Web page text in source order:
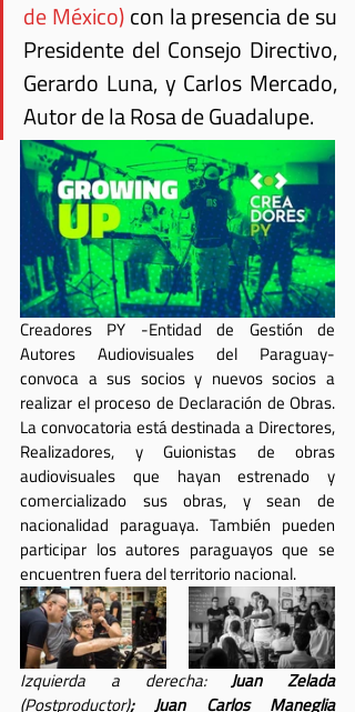
de México) con la presencia de su
Presidente del Consejo Directivo,
Gerardo Luna, y Carlos Mercado,
Autor de la Rosa de Guadalupe.
Creadores PY -Entidad de Gestión de
Autores Audiovisuales del Paraguay-
convoca a sus socios y nuevos socios a
realizar el proceso de Declaración de Obras.
La convocatoria está destinada a Directores,
Realizadores, y Guionistas de obras
audiovisuales que hayan estrenado y
comercializado sus obras, y sean de
nacionalidad paraguaya. También pueden
participar los autores paraguayos que se
encuentren fuera del territorio nacional.
Izquierda a derecha:
Juan Zelada
(Postproductor)
; Juan Carlos Maneglia